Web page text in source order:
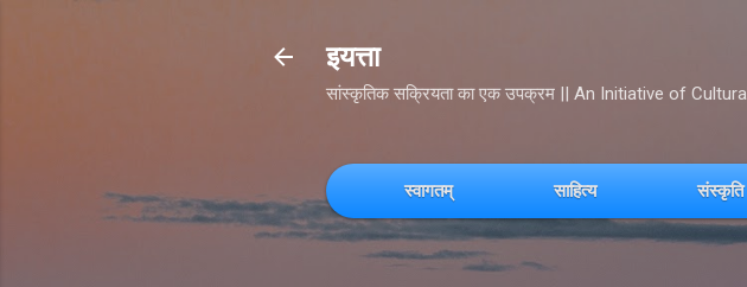
इयत्ता
सांस्कृतिक सक्रियता का एक उपक्रम || An Initiative of
स्वागतम् साहित्य संस्कृति